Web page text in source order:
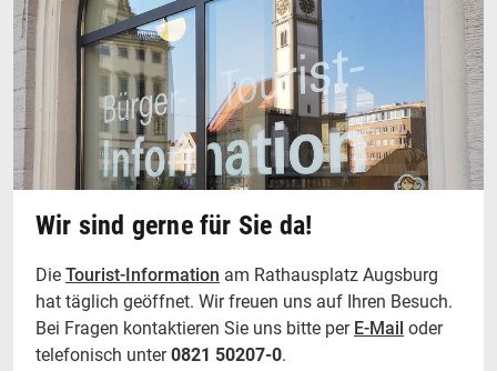
Wir sind gerne für Sie da!
Die Tourist-Information am Rathausplatz Augsburg
hat täglich geöffnet. Wir freuen uns auf Ihren Besuch.
Bei Fragen kontaktieren Sie uns bitte per E-Mail oder
telefonisch unter0821 50207-0.